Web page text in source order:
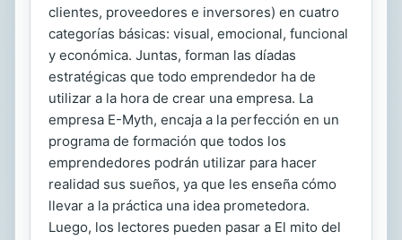
clientes, proveedores e inversores) en cuatro
categorías básicas: visual, emocional, funcional
y económica. Juntas, forman las díadas
estratégicas que todo emprendedor ha de
utilizar a la hora de crear una empresa. La
empresa E-Myth, encaja a la perfección en un
programa de formación que todos los
emprendedores podrán utilizar para hacer
realidad sus sueños, ya que les enseña cómo
llevar a la práctica una idea prometedora.
Luego, los lectores pueden pasar a El mito del